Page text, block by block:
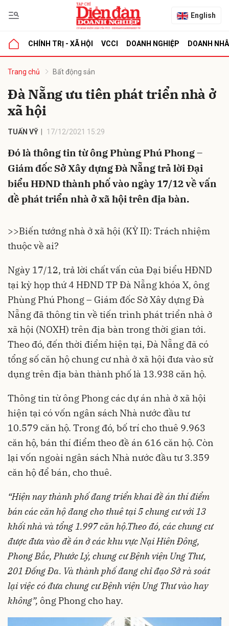
English
CHÍNH TRỊ - XÃ HỘI VCCI DOANH NGHIỆP DOANH
Trang chủ Bất động sản
Đà Nẵng ưu tiên phát triển nhà ở
xã hội
TUẤN VỸ 17/12/2021 15:29
Đó là thông tin từ ông Phùng Phú Phong –
Giám đốc Sở Xây dựng Đà Nẵng trả lời Đại
biểu HĐND thành phố vào ngày 17/12 về vấn
đề phát triển nhà ở xã hội trên địa bàn.
>>Biến tướng nhà ở xã hội (KỲ II): Trách nhiệm
thuộc về ai?
Ngày 17/12, trả lời chất vấn của Đại biểu HĐND
tại kỳ họp thứ 4 HĐND TP Đà Nẵng khóa X, ông
Phùng Phú Phong – Giám đốc Sở Xây dựng Đà
Nẵng đã thông tin về tiến trình phát triển nhà ở
xã hội (NOXH) trên địa bàn trong thời gian tới.
Theo đó, đến thời điểm hiện tại, Đà Nẵng đã có
tổng số căn hộ chung cư nhà ở xã hội đưa vào sử
dụng trên địa bàn thành phố là 13.938 căn hộ.
Thông tin từ ông Phong các dự án nhà ở xã hội
hiện tại có vốn ngân sách Nhà nước đầu tư
10.579 căn hộ. Trong đó, bố trí cho thuê 9.963
căn hộ, bán thí điểm theo đề án 616 căn hộ. Còn
lại vốn ngoài ngân sách Nhà nước đầu tư 3.359
căn hộ để bán, cho thuê.
“Hiện nay thành phố đang triển khai đề án thí điểm
bán các căn hộ đang cho thuê tại 5 chung cư với 13
khối nhà và tổng 1.997 căn hộ.Theo đó, các chung cư
được đưa vào đề án ở các khu vực Nại Hiên Đông,
Phong Bắc, Phước Lý, chung cư Bệnh viện Ung Thư,
201 Đống Đa. Và thành phố đang chỉ đạo Sở rà soát
lại việc có đưa chung cư Bệnh viện Ung Thư vào hay
không”, ông Phong cho hay.
luận
Hủy